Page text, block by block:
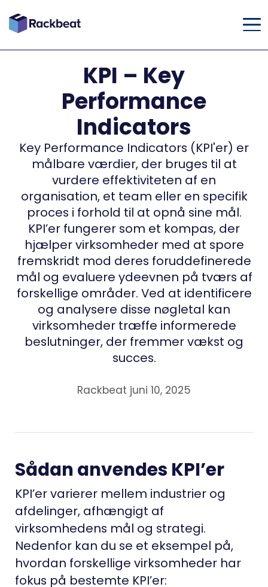
KPI – Key
Performance
Indicators
Key Performance Indicators (KPI'er) er
målbare værdier, der bruges til at
vurdere effektiviteten af en
organisation, et team eller en specifik
proces i forhold til at opnå sine mål.
KPI’er fungerer som et kompas, der
hjælper virksomheder med at spore
fremskridt mod deres foruddefinerede
mål og evaluere ydeevnen på tværs af
forskellige områder. Ved at identificere
og analysere disse nøgletal kan
virksomheder træffe informerede
beslutninger, der fremmer vækst og
succes.
Rackbeat juni 10, 2025
Sådan anvendes KPI’er
KPI’er varierer mellem industrier og
afdelinger, afhængigt af
virksomhedens mål og strategi.
Nedenfor kan du se et eksempel på,
hvordan forskellige virksomheder har
fokus på bestemte KPI’er: